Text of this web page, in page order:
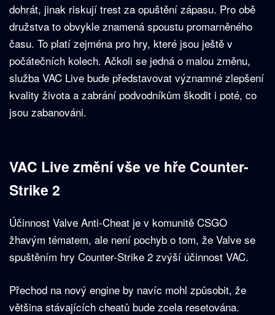
dohrát, jinak riskují trest za opuštění zápasu. Pro obě
družstva to obvykle znamená spoustu promarněného
času. To platí zejména pro hry, které jsou ještě v
počátečních kolech. Ačkoli se jedná o malou změnu,
služba VAC Live bude představovat významné zlepšení
kvality života a zabrání podvodníkům škodit i poté, co
jsou zabanováni.
VAC Live změní vše ve hře Counter-
Strike 2
Účinnost Valve Anti-Cheat je v komunitě CSGO
žhavým tématem, ale není pochyb o tom, že Valve se
spuštěním hry Counter-Strike 2 zvýší účinnost VAC.
Přechod na nový engine by navíc mohl způsobit, že
většina stávajících cheatů bude zcela resetována.